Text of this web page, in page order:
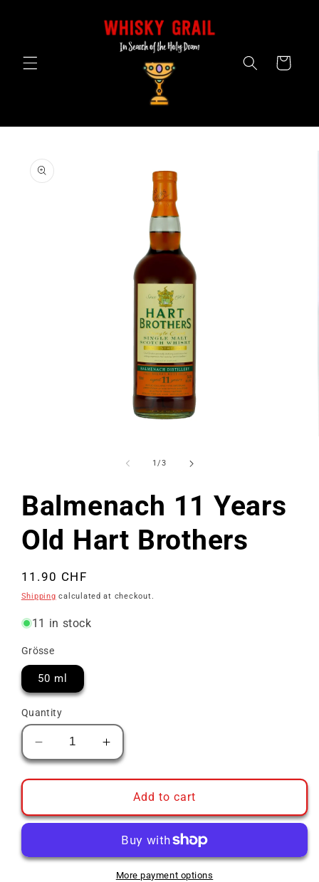
Cart
product
information
1/of
3
Balmenach 11 Years
Old Hart Brothers
Regular
price
11.90 CHF
Shipping calculated at checkout.
11 in stock
Grösse
50 ml
Quantity
Decrease
quantity
for
11
Years
Hart
Increase
quantity
for
Balmenach
11
Years
Old
Hart
Brothers
Add to cart
More payment options